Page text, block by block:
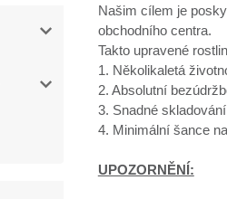
Našim cílem je
obchodního centra.
Takto upravené
1. Několikaletá
2. Absolutní
3. Snadné
4. Minimální šance
UPOZORNĚNÍ: